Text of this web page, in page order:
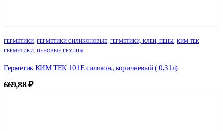
ГЕРМЕТИКИ, ГЕРМЕТИКИ СИЛИКОНОВЫЕ, ГЕРМЕТИКИ, КЛЕИ, ПЕНЫ, КИМ ТЕК
ГЕРМЕТИКИ, ЦЕНОВЫЕ ГРУППЫ
Герметик КИМ ТЕК 101Е силикон., коричневый ( 0,31л)
669,88₽